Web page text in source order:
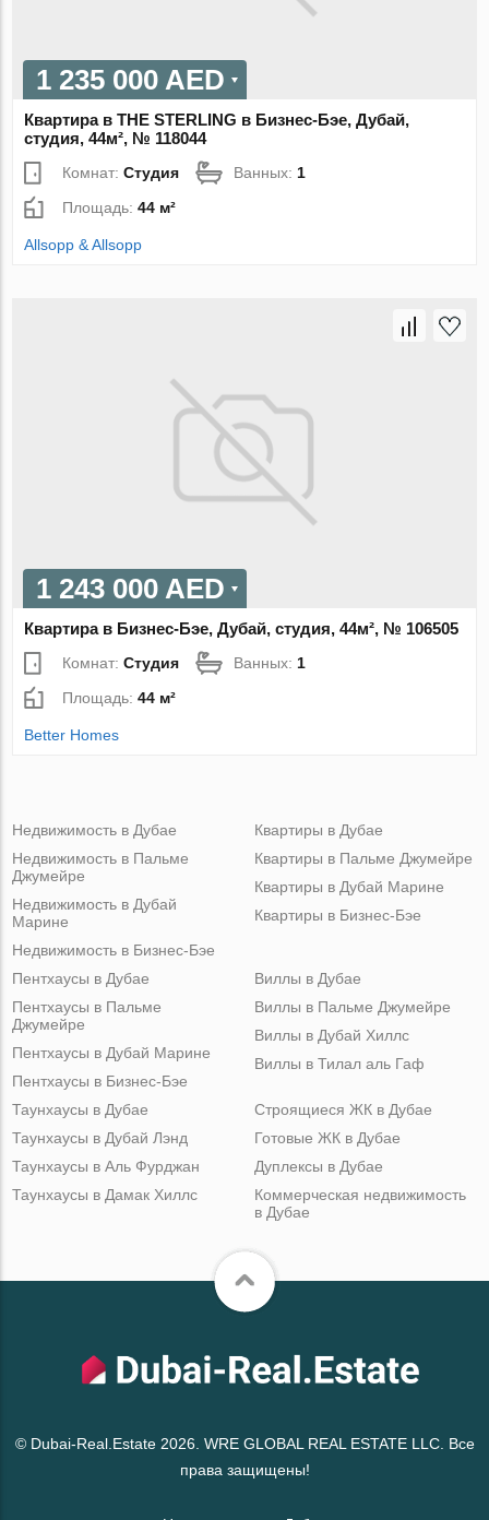
1 235 000 AED
Квартира в THE STERLING в Бизнес-Бэе, Дубай,
студия, 44м², № 118044
Комнат:Студия Ванных: 1
Площадь:44 м²
Allsopp & Allsopp
1 243 000 AED
Квартира в Бизнес-Бэе, Дубай, студия, 44м², № 106505
Комнат:Студия Ванных: 1
Площадь:44 м²
Better Homes
Недвижимость в Дубае
Недвижимость в Пальме
Джумейре
Недвижимость в Дубай
Марине
Недвижимость в Бизнес-Бэе
Квартиры в Дубае
Квартиры в Пальме Джумейре
Квартиры в Дубай Марине
Квартиры в Бизнес-Бэе
Пентхаусы в Дубае
Пентхаусы в Пальме
Джумейре
Пентхаусы в Дубай Марине
Пентхаусы в Бизнес-Бэе
Виллы в Дубае
Виллы в Пальме Джумейре
Виллы в Дубай Хиллс
Виллы в Тилал аль Гаф
Таунхаусы в Дубае
Таунхаусы в Дубай Лэнд
Таунхаусы в Аль Фурджан
Таунхаусы в Дамак Хиллс
Строящиеся ЖК в Дубае
Готовые ЖК в Дубае
Дуплексы в Дубае
Коммерческая недвижимость
в Дубае
© Dubai-Real.Estate 2026. WRE GLOBAL REAL ESTATE LLC. Все
права защищены!